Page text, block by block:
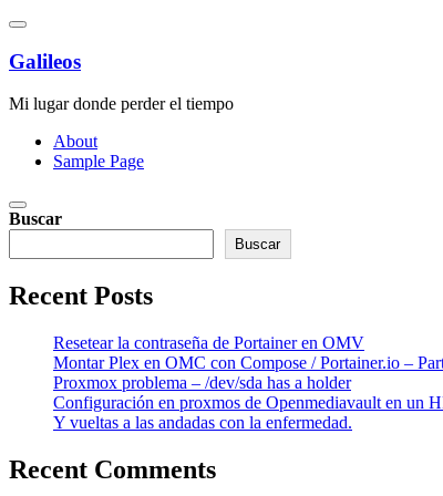
Saltar
contenido
Galileos
Mi lugar donde perder el tiempo
About
Sample Page
Buscar
Buscar
Recent Posts
Resetear la contraseña de Portainer en OMV
Montar Plex en OMC con Compose / Portainer.io –
Proxmox problema – /dev/sda has a holder
Configuración en proxmos de Openmediavault en un
Y vueltas a las andadas con la enfermedad.
Recent Comments